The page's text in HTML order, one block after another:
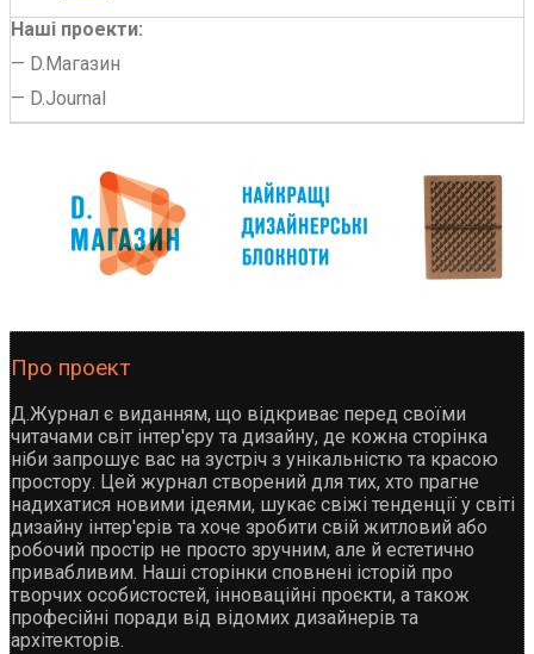
Наші проекти:
— D.Магазин
— D.Journal
Про проект
Д.Журнал є виданням, що відкриває перед своїми
читачами світ інтер'єру та дизайну, де кожна сторінка
ніби запрошує вас на зустріч з унікальністю та красою
простору. Цей журнал створений для тих, хто прагне
надихатися новими ідеями, шукає свіжі тенденції у світі
дизайну інтер'єрів та хоче зробити свій житловий або
робочий простір не просто зручним, але й естетично
привабливим. Наші сторінки сповнені історій про
творчих особистостей, інноваційні проєкти, а також
професійні поради від відомих дизайнерів та
архітекторів.